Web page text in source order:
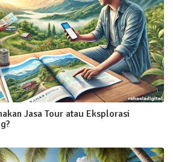
Jasa Tour atau Eksplorasi